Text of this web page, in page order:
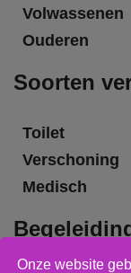
Volwassenen
Ouderen
Soorten
Toilet
Verschoning
Medisch
Onze website